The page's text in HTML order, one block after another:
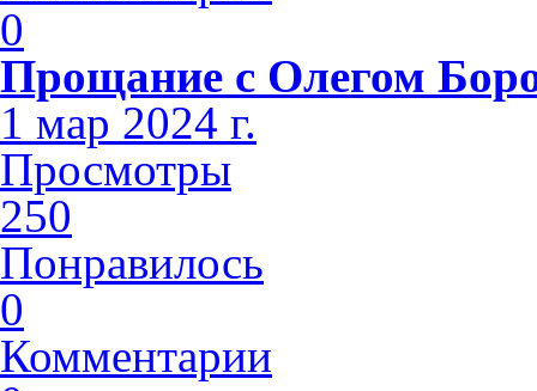
0
Прощание с Олегом
1 мар 2024 г.
Просмотры
250
Понравилось
0
Комментарии